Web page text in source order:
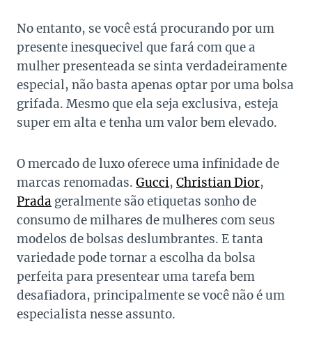
No entanto, se você está procurando por um
presente inesquecivel que fará com que a
mulher presenteada se sinta verdadeiramente
especial, não basta apenas optar por uma bolsa
grifada. Mesmo que ela seja exclusiva, esteja
super em alta e tenha um valor bem elevado.
O mercado de luxo oferece uma infinidade de
marcas renomadas. Gucci, Christian Dior,
Prada geralmente são etiquetas sonho de
consumo de milhares de mulheres com seus
modelos de bolsas deslumbrantes. E tanta
variedade pode tornar a escolha da bolsa
perfeita para presentear uma tarefa bem
desafiadora, principalmente se você não é um
especialista nesse assunto.